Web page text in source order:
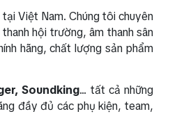
Việt Nam. Chúng tôi chuyên
hội trường, âm thanh sân
hãng, chất lượng sản phẩm
Soundking... tất cả những
đầy đủ các phụ kiện, team,